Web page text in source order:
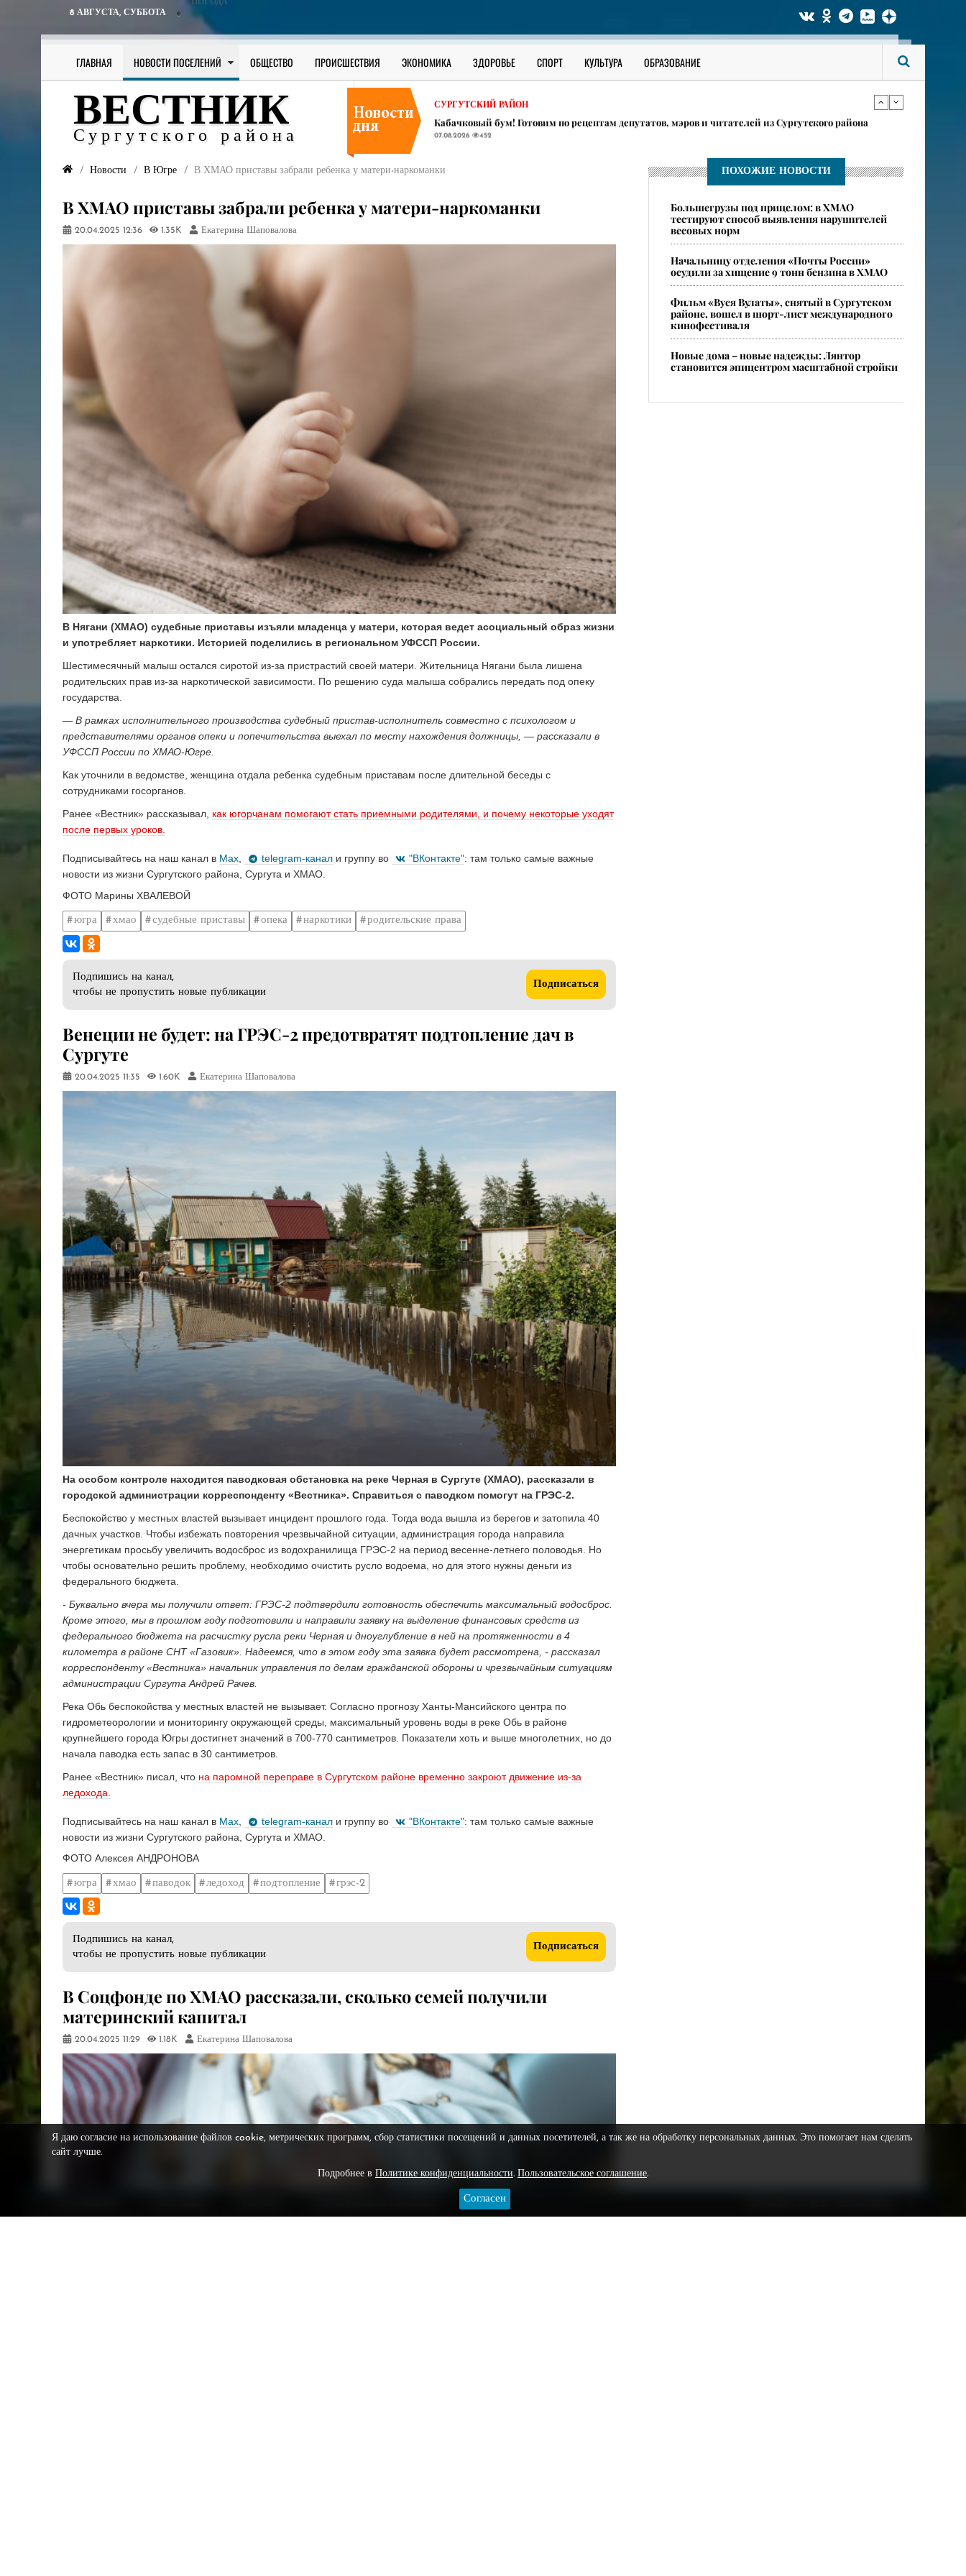
8 АВГУСТА, СУББОТА
ПОГОДА
ГЛАВНАЯ НОВОСТИ ПОСЕЛЕНИЙ ОБЩЕСТВО ПРОИСШЕСТВИЯ ЭКОНОМИКА ЗДОРОВЬЕ СПОРТ КУЛЬТУРА ОБРАЗОВАНИЕ
ВЕСТНИК
Сургутского района
07.08.2026 442
СУРГУТСКИЙ РАЙОН
Кабачковый бум! Готовим по рецептам депутатов, мэров и читателей из Сургутского района
07.08.2026 452
Тайга и дисциплина: подводные камни работы с коренными жителями в Сургутском районе
Новости В Югре В ХМАО приставы забрали ребенка у матери-наркоманки
В ХМАО приставы забрали ребенка у матери-наркоманки
20.04.2025 12:36 1.35K Екатерина Шаповалова
В Нягани (ХМАО) судебные приставы изъяли младенца у матери, которая ведет асоциальный образ жизни
и употребляет наркотики. Историей поделились в региональном УФССП России.
Шестимесячный малыш остался сиротой из-за пристрастий своей матери. Жительница Нягани была лишена
родительских прав из-за наркотической зависимости. По решению суда малыша собрались передать под опеку
государства.
— В рамках исполнительного производства судебный пристав-исполнитель совместно с психологом и
представителями органов опеки и попечительства выехал по месту нахождения должницы, — рассказали в
УФССП России по ХМАО-Югре.
Как уточнили в ведомстве, женщина отдала ребенка судебным приставам после длительной беседы с
сотрудниками госорганов.
Ранее «Вестник» рассказывал, как югорчанам помогают стать приемными родителями, и почему некоторые уходят
после первых уроков.
Подписывайтесь на наш канал в Max telegram-канал и группу во "ВКонтакте": там только самые важные
новости из жизни Сургутского района, Сургута и ХМАО.
ФОТО Марины ХВАЛЕВОЙ
югра хмао судебные приставы опека наркотики родительские права
Подпишись на канал,
чтобы не пропустить новые публикации
Подписаться
Венеции не будет: на ГРЭС-2 предотвратят подтопление дач в
Сургуте
20.04.2025 11:35 1.60K Екатерина Шаповалова
На особом контроле находится паводковая обстановка на реке Черная в Сургуте (ХМАО), рассказали в
городской администрации корреспонденту «Вестника». Справиться с паводком помогут на ГРЭС-2.
Беспокойство у местных властей вызывает инцидент прошлого года. Тогда вода вышла из берегов и затопила 40
дачных участков. Чтобы избежать повторения чрезвычайной ситуации, администрация города направила
энергетикам просьбу увеличить водосброс из водохранилища ГРЭС-2 на период весенне-летнего половодья. Но
чтобы основательно решить проблему, необходимо очистить русло водоема, но для этого нужны деньги из
федерального бюджета.
- Буквально вчера мы получили ответ: ГРЭС-2 подтвердили готовность обеспечить максимальный водосброс.
Кроме этого, мы в прошлом году подготовили и направили заявку на выделение финансовых средств из
федерального бюджета на расчистку русла реки Черная и дноуглубление в ней на протяженности в 4
километра в районе СНТ «Газовик». Надеемся, что в этом году эта заявка будет рассмотрена, - рассказал
корреспонденту «Вестника» начальник управления по делам гражданской обороны и чрезвычайным ситуациям
администрации Сургута Андрей Рачев.
Река Обь беспокойства у местных властей не вызывает. Согласно прогнозу Ханты-Мансийского центра по
гидрометеорологии и мониторингу окружающей среды, максимальный уровень воды в реке Обь в районе
крупнейшего города Югры достигнет значений в 700-770 сантиметров. Показатели хоть и выше многолетних, но до
начала паводка есть запас в 30 сантиметров.
Ранее «Вестник» писал, что на паромной переправе в Сургутском районе временно закроют движение из-за
ледохода.
Подписывайтесь на наш канал в Max telegram-канал и группу во "ВКонтакте": там только самые важные
новости из жизни Сургутского района, Сургута и ХМАО.
ФОТО Алексея АНДРОНОВА
югра хмао паводок ледоход подтопление грэс-2
Подпишись на канал,
чтобы не пропустить новые публикации
Подписаться
В Соцфонде по ХМАО рассказали, сколько семей получили
материнский капитал
20.04.2025 11:29 1.18K Екатерина Шаповалова
ПОХОЖИЕ НОВОСТИ
​Большегрузы под прицелом: в ХМАО
тестируют способ выявления нарушителей
весовых норм
​Начальницу отделения «Почты России»
осудили за хищение 9 тонн бензина в ХМАО
​Фильм «Вуся Вулаты», снятый в Сургутском
районе, вошел в шорт-лист международного
кинофестиваля
Новые дома – новые надежды: Лянтор
становится эпицентром масштабной стройки
Я даю согласие на использование файлов cookie, метрических программ, сбор статистики посещений и данных посетителей, а так же на обработку персональных данных. Это помогает нам сделать
сайт лучше.
Подробнее в Политике конфиденциальности. Пользовательское соглашение.
Согласен